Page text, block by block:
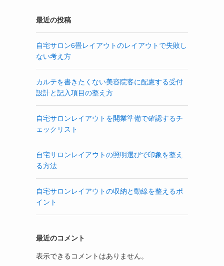
最近の投稿
自宅サロン6畳レイアウトのレイアウトで失敗し
ない考え方
カルテを書きたくない美容院客に配慮する受付
設計と記入項目の整え方
自宅サロンレイアウトを開業準備で確認するチ
ェックリスト
自宅サロンレイアウトの照明選びで印象を整え
る方法
自宅サロンレイアウトの収納と動線を整えるポ
イント
最近のコメント
表示できるコメントはありません。